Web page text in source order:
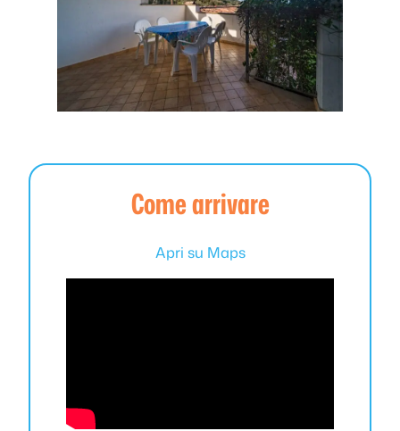
Come arrivare
Apri su Maps